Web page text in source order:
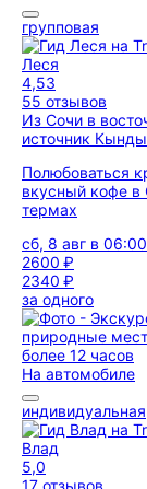
групповая
Леся
4,53
55 отзывов
Из Сочи в
источник
Полюбоваться
вкусный кофе в
термах
сб, 8 авг в 06:00
2600 ₽
2340 ₽
за одного
более 12 часов
На автомобиле
индивидуальная
Влад
5,0
17 отзывов